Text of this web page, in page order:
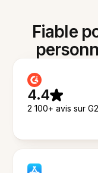
Fiable
4.4
2 100+ avis sur G2